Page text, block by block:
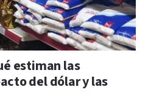
estiman las
del dólar y las